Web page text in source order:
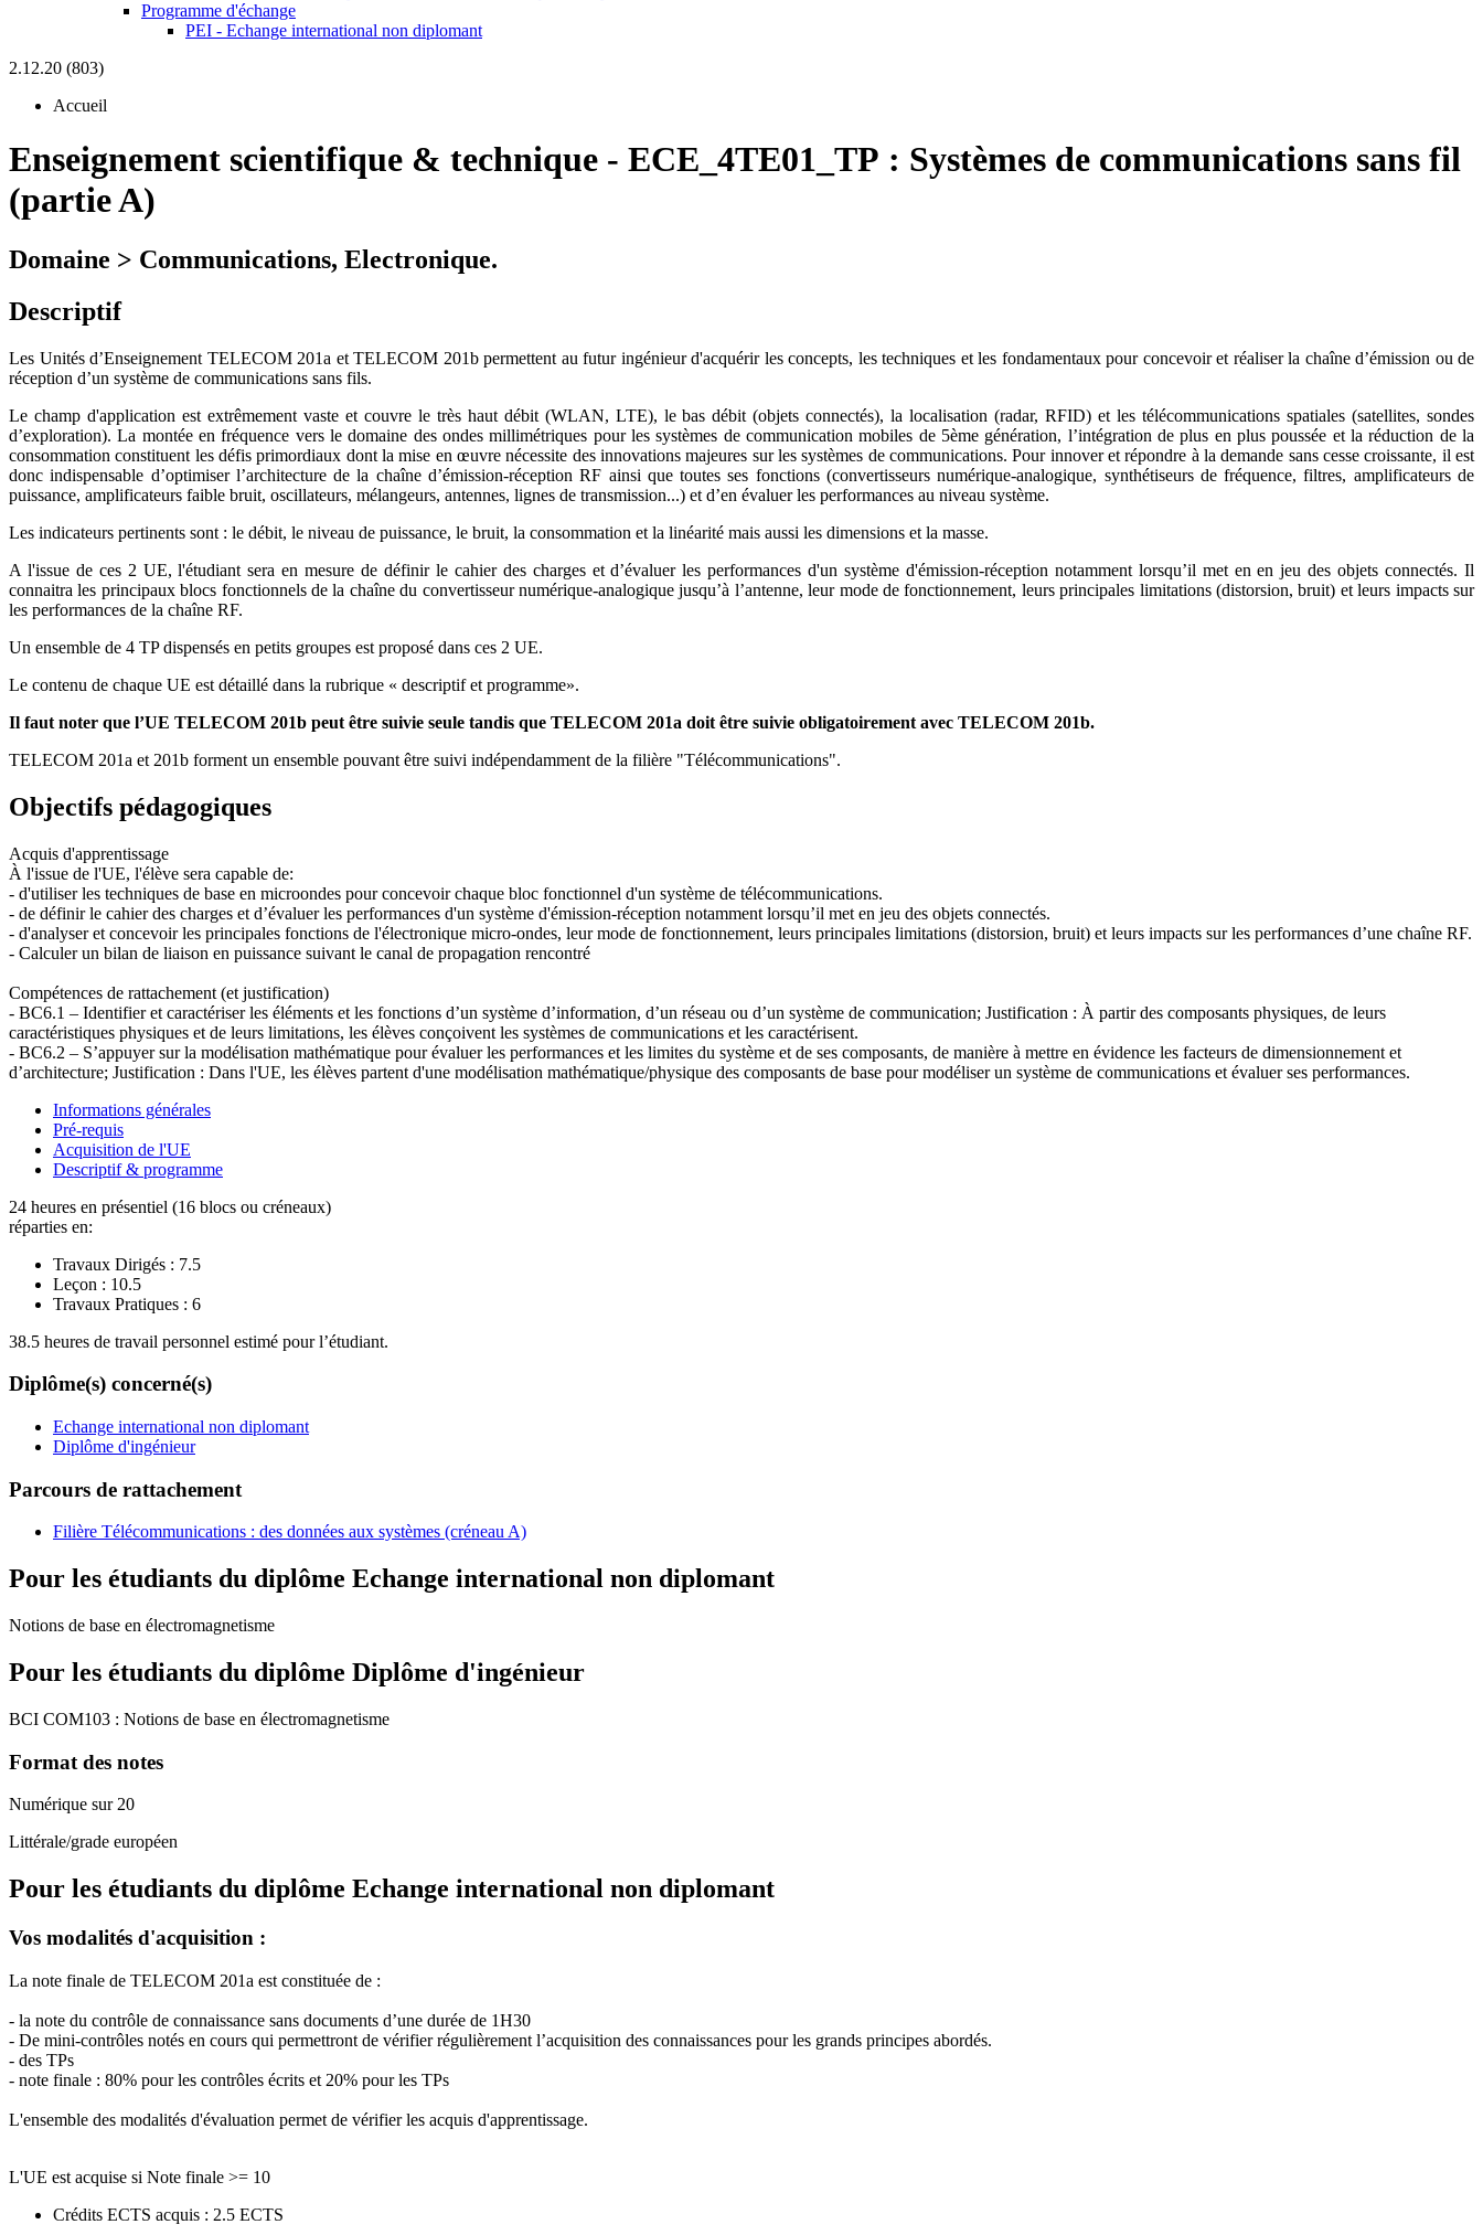
Programme d'échange
PEI - Echange international non diplomant
2.12.20 (803)
Accueil
Enseignement scientifique & technique - ECE_4TE01_TP : Systèmes de communications sans fil
(partie A)
Domaine > Communications, Electronique.
Descriptif
Les Unités d’Enseignement TELECOM 201a et TELECOM 201b permettent au futur ingénieur d'acquérir les concepts, les techniques et les fondamentaux pour concevoir et réaliser la chaîne d’émission ou de
réception d’un système de communications sans fils.
Le champ d'application est extrêmement vaste et couvre le très haut débit (WLAN, LTE), le bas débit (objets connectés), la localisation (radar, RFID) et les télécommunications spatiales (satellites, sondes
d’exploration). La montée en fréquence vers le domaine des ondes millimétriques pour les systèmes de communication mobiles de 5ème génération, l’intégration de plus en plus poussée et la réduction de la
consommation constituent les défis primordiaux dont la mise en œuvre nécessite des innovations majeures sur les systèmes de communications. Pour innover et répondre à la demande sans cesse croissante, il est
donc indispensable d’optimiser l’architecture de la chaîne d’émission-réception RF ainsi que toutes ses fonctions (convertisseurs numérique-analogique, synthétiseurs de fréquence, filtres, amplificateurs de
puissance, amplificateurs faible bruit, oscillateurs, mélangeurs, antennes, lignes de transmission...) et d’en évaluer les performances au niveau système.
Les indicateurs pertinents sont : le débit, le niveau de puissance, le bruit, la consommation et la linéarité mais aussi les dimensions et la masse.
A l'issue de ces 2 UE, l'étudiant sera en mesure de définir le cahier des charges et d’évaluer les performances d'un système d'émission-réception notamment lorsqu’il met en en jeu des objets connectés. Il
connaitra les principaux blocs fonctionnels de la chaîne du convertisseur numérique-analogique jusqu’à l’antenne, leur mode de fonctionnement, leurs principales limitations (distorsion, bruit) et leurs impacts sur
les performances de la chaîne RF.
Un ensemble de 4 TP dispensés en petits groupes est proposé dans ces 2 UE.
Le contenu de chaque UE est détaillé dans la rubrique « descriptif et programme».
Il faut noter que l’UE TELECOM 201b peut être suivie seule tandis que TELECOM 201a doit être suivie obligatoirement avec TELECOM 201b.
TELECOM 201a et 201b forment un ensemble pouvant être suivi indépendamment de la filière "Télécommunications".
Objectifs pédagogiques
Acquis d'apprentissage
À l'issue de l'UE, l'élève sera capable de:
- d'utiliser les techniques de base en microondes pour concevoir chaque bloc fonctionnel d'un système de télécommunications.
- de définir le cahier des charges et d’évaluer les performances d'un système d'émission-réception notamment lorsqu’il met en jeu des objets connectés.
- d'analyser et concevoir les principales fonctions de l'électronique micro-ondes, leur mode de fonctionnement, leurs principales limitations (distorsion, bruit) et leurs impacts sur les performances d’une chaîne RF.
- Calculer un bilan de liaison en puissance suivant le canal de propagation rencontré
Compétences de rattachement (et justification)
- BC6.1 – Identifier et caractériser les éléments et les fonctions d’un système d’information, d’un réseau ou d’un système de communication; Justification : À partir des composants physiques, de leurs
caractéristiques physiques et de leurs limitations, les élèves conçoivent les systèmes de communications et les caractérisent.
- BC6.2 – S’appuyer sur la modélisation mathématique pour évaluer les performances et les limites du système et de ses composants, de manière à mettre en évidence les facteurs de dimensionnement et
d’architecture; Justification : Dans l'UE, les élèves partent d'une modélisation mathématique/physique des composants de base pour modéliser un système de communications et évaluer ses performances.
Informations générales
Pré-requis
Acquisition de l'UE
Descriptif & programme
24 heures en présentiel (16 blocs ou créneaux)
réparties en:
Travaux Dirigés : 7.5
Leçon : 10.5
Travaux Pratiques : 6
38.5 heures de travail personnel estimé pour l’étudiant.
Diplôme(s) concerné(s)
Echange international non diplomant
Diplôme d'ingénieur
Parcours de rattachement
Filière Télécommunications : des données aux systèmes (créneau A)
Pour les étudiants du diplôme Echange international non diplomant
Notions de base en électromagnetisme
Pour les étudiants du diplôme Diplôme d'ingénieur
BCI COM103 : Notions de base en électromagnetisme
Format des notes
Numérique sur 20
Littérale/grade européen
Pour les étudiants du diplôme Echange international non diplomant
Vos modalités d'acquisition :
La note finale de TELECOM 201a est constituée de :
- la note du contrôle de connaissance sans documents d’une durée de 1H30
- De mini-contrôles notés en cours qui permettront de vérifier régulièrement l’acquisition des connaissances pour les grands principes abordés.
- des TPs
- note finale : 80% pour les contrôles écrits et 20% pour les TPs
L'ensemble des modalités d'évaluation permet de vérifier les acquis d'apprentissage.
L'UE est acquise si Note finale >= 10
Crédits ECTS acquis : 2.5 ECTS